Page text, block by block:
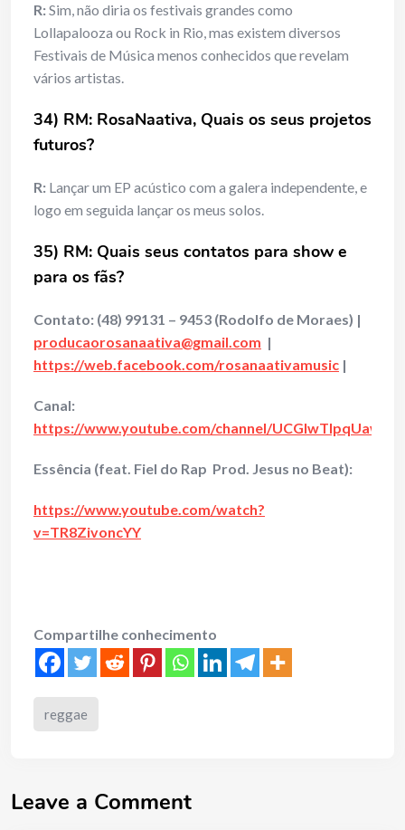
R:Sim, não diria os festivais grandes como
Lollapalooza ou Rock in Rio, mas existem diversos
Festivais de Música menos conhecidos que revelam
vários artistas.
34) RM: RosaNaativa, Quais os seus projetos
futuros?
R: Lançar um EP acústico com a galera independente, e
logo em seguida lançar os meus solos.
35) RM: Quais seus contatos para show e
para os fãs?
Contato: (48) 99131 – 9453 (Rodolfo de Moraes) |
producaorosanaativa@gmail.com |
https://web.facebook.com/rosanaativamusic |
Canal:
https://www.youtube.com/channel/
Essência (feat. Fiel do Rap Prod. Jesus no Beat):
https://www.youtube.com/watch?
v=TR8ZivoncYY
Compartilhe conhecimento
reggae
Leave a Comment